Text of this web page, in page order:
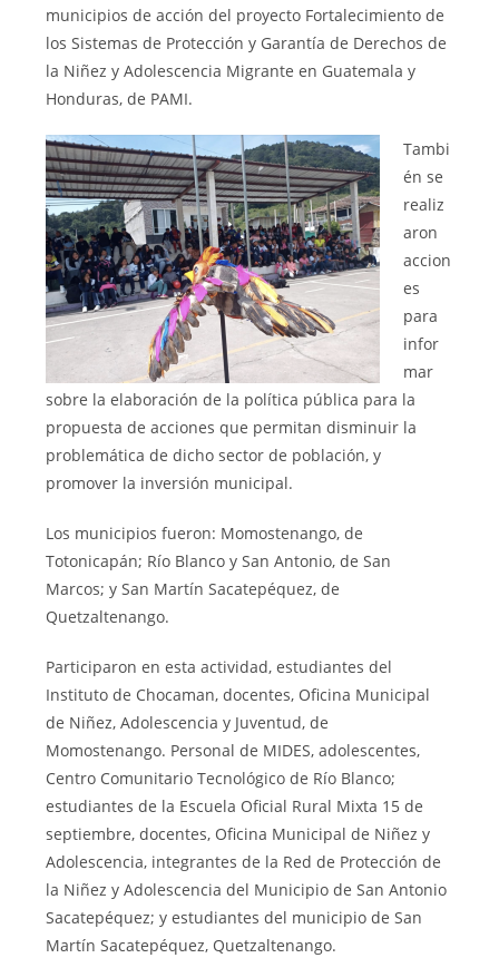
municipios de acción del proyecto Fortalecimiento de
los Sistemas de Protección y Garantía de Derechos de
la Niñez y Adolescencia Migrante en Guatemala y
Honduras, de PAMI.
Tambi
én se
realiz
aron
accion
es
para
infor
mar
sobre la elaboración de la política pública para la
propuesta de acciones que permitan disminuir la
problemática de dicho sector de población, y
promover la inversión municipal.
Los municipios fueron: Momostenango, de
Totonicapán; Río Blanco y San Antonio, de San
Marcos; y San Martín Sacatepéquez, de
Quetzaltenango.
Participaron en esta actividad, estudiantes del
Instituto de Chocaman, docentes, Oficina Municipal
de Niñez, Adolescencia y Juventud, de
Momostenango. Personal de MIDES, adolescentes,
Centro Comunitario Tecnológico de Río Blanco;
estudiantes de la Escuela Oficial Rural Mixta 15 de
septiembre, docentes, Oficina Municipal de Niñez y
Adolescencia, integrantes de la Red de Protección de
la Niñez y Adolescencia del Municipio de San Antonio
Sacatepéquez; y estudiantes del municipio de San
Martín Sacatepéquez, Quetzaltenango.